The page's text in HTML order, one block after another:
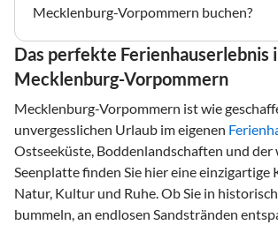
Mecklenburg-Vorpommern buchen?
Das perfekte Ferienhauserlebnis
Mecklenburg-Vorpommern
Mecklenburg-Vorpommern ist wie
unvergesslichen Urlaub im eigenen
Ostseeküste, Boddenlandschaften und der
Seenplatte finden Sie hier eine einzigartige
Natur, Kultur und Ruhe. Ob Sie in
bummeln, an endlosen Sandstränden